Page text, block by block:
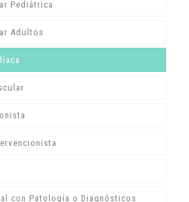
Pediátrica
Adultos
con Patología o Diagnósticos